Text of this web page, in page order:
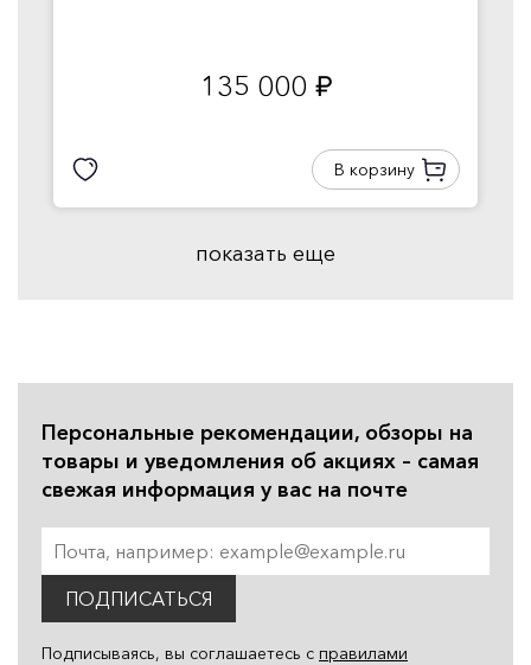
135 000 руб.
В корзину
показать еще
Персональные рекомендации, обзоры на
товары и уведомления об акциях – самая
свежая информация у вас на почте
ПОДПИСАТЬСЯ
Подписываясь, вы соглашаетесь с правилами